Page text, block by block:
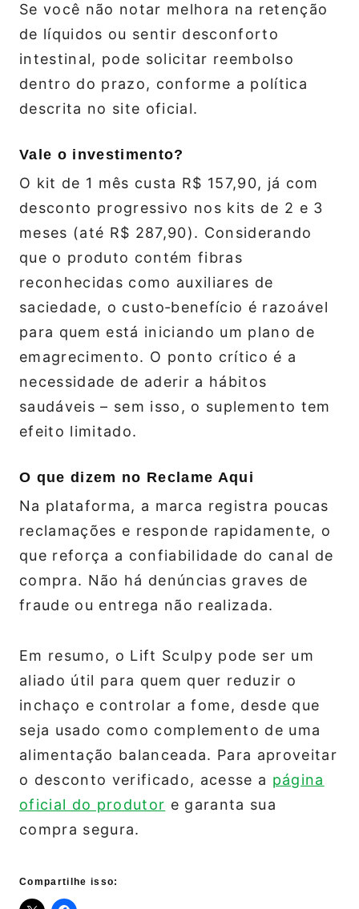
Se você não notar melhora na retenção
de líquidos ou sentir desconforto
intestinal, pode solicitar reembolso
dentro do prazo, conforme a política
descrita no site oficial.
Vale o investimento?
O kit de 1 mês custa R$ 157,90, já com
desconto progressivo nos kits de 2 e 3
meses (até R$ 287,90). Considerando
que o produto contém fibras
reconhecidas como auxiliares de
saciedade, o custo‑benefício é razoável
para quem está iniciando um plano de
emagrecimento. O ponto crítico é a
necessidade de aderir a hábitos
saudáveis – sem isso, o suplemento tem
efeito limitado.
O que dizem no Reclame Aqui
Na plataforma, a marca registra poucas
reclamações e responde rapidamente, o
que reforça a confiabilidade do canal de
compra. Não há denúncias graves de
fraude ou entrega não realizada.
Em resumo, o Lift Sculpy pode ser um
aliado útil para quem quer reduzir o
inchaço e controlar a fome, desde que
seja usado como complemento de uma
alimentação balanceada. Para aproveitar
o desconto verificado, acesse a página
oficial do produtor e garanta sua
compra segura.
Compartilhe isso: